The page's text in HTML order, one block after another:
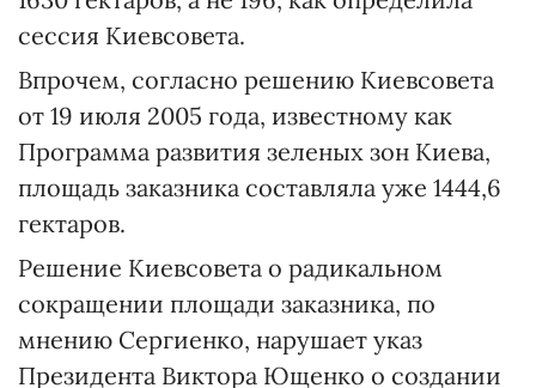
сессия Киевсовета.
Впрочем, согласно решению Киевсовета
от 19 июля 2005 года, известному как
Программа развития зеленых зон Киева,
площадь заказника составляла уже 1444,6
гектаров.
Решение Киевсовета о радикальном
сокращении площади заказника, по
мнению Сергиенко, нарушает указ
Президента Виктора Ющенко о создании